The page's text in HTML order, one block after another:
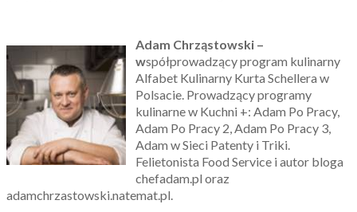
Adam Chrząstowski –
współprowadzący program kulinarny
Alfabet Kulinarny Kurta Schellera w
Polsacie. Prowadzący programy
kulinarne w Kuchni +: Adam Po Pracy,
Adam Po Pracy 2, Adam Po Pracy 3,
Adam w Sieci Patenty i Triki.
Felietonista Food Service i autor bloga
chefadam.pl oraz
adamchrzastowski.natemat.pl.